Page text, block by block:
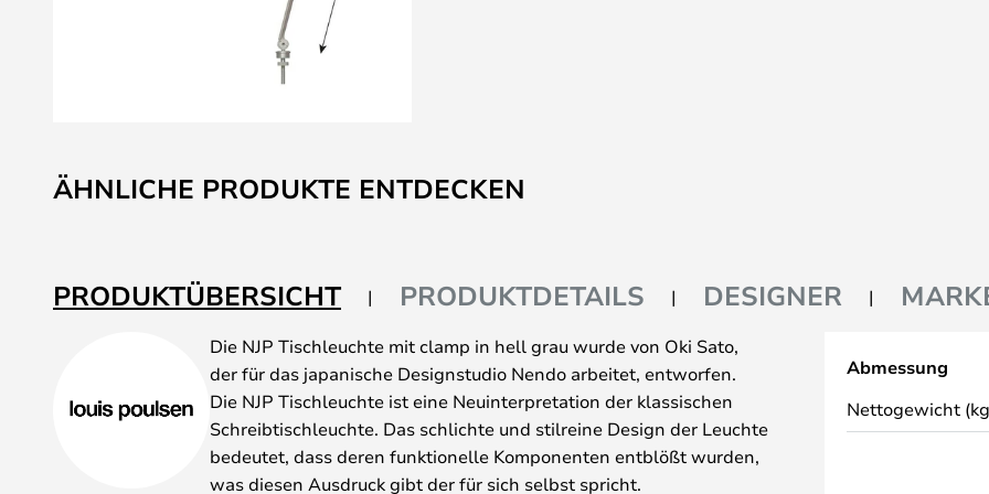
Anfang
der
ÄHNLICHE PRODUKTE ENTDECKEN
PRODUKTÜBERSICHT PRODUKTDETAILS DESIGNER
Die NJP Tischleuchte mit clamp in hell grau wurde von Oki Sato,
der für das japanische Designstudio Nendo arbeitet, entworfen.
Die NJP Tischleuchte ist eine Neuinterpretation der klassischen
Schreibtischleuchte. Das schlichte und stilreine Design der Leuchte
bedeutet, dass deren funktionelle Komponenten entblößt wurden,
was diesen Ausdruck gibt der für sich selbst spricht.
Abmessung
Nettogewicht